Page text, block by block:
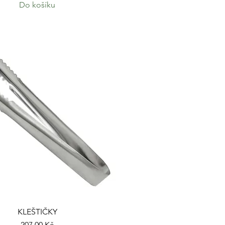
Do košíku
KLEŠTIČKY